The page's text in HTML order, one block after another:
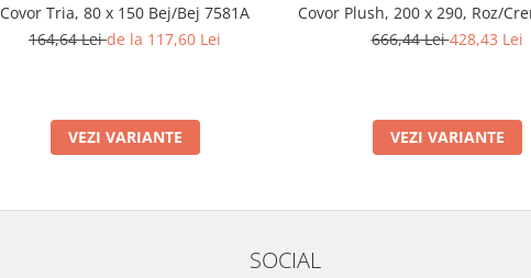
Covor Tria, 80 x 150 Bej/Bej 7581A
164,64 Leide la 117,60 Lei
VEZI VARIANTE
Covor Plush, 200 x 290, Roz/
666,44 Lei428,43 Lei
VEZI VARIANTE
SOCIAL